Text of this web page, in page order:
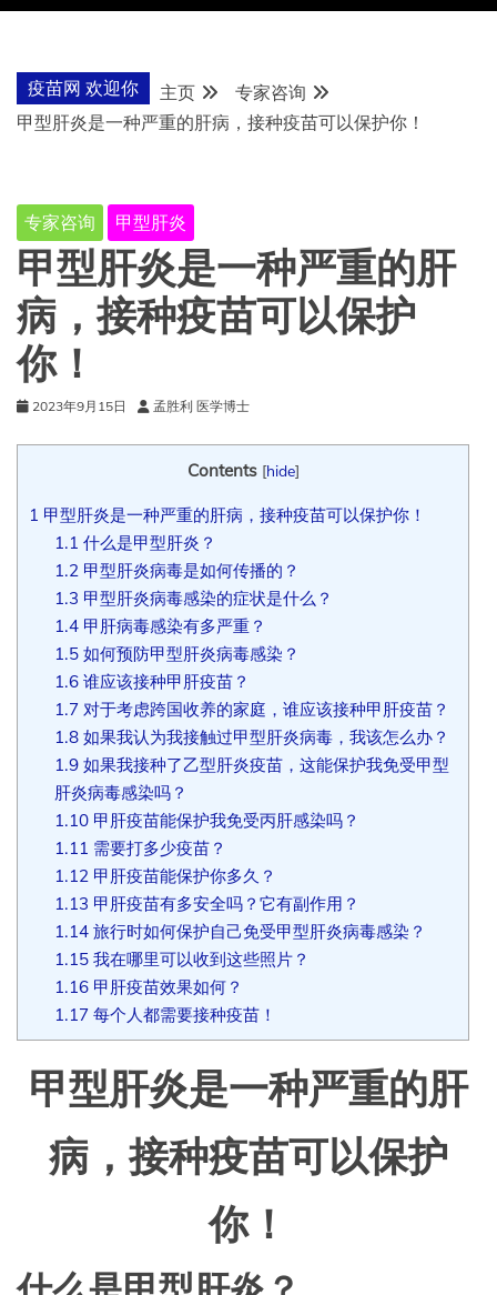
疫苗网 欢迎你 主页
专家咨询
甲型肝炎是一种严重的肝病，接种疫苗可以保护你！
专家咨询 甲型肝炎
甲型肝炎是一种严重的肝
病，接种疫苗可以保护
你！
2023年9月15日 孟胜利 医学博士
Contents [hide]
1 甲型肝炎是一种严重的肝病，接种疫苗可以保护你！
1.1 什么是甲型肝炎？
1.2甲型肝炎病毒是如何传播的？
1.3 甲型肝炎病毒感染的症状是什么？
1.4甲肝病毒感染有多严重？
1.5如何预防甲型肝炎病毒感染？
1.6谁应该接种甲肝疫苗？
1.7对于考虑跨国收养的家庭，谁应该接种甲肝疫苗？
1.8如果我认为我接触过甲型肝炎病毒，我该怎么办？
1.9如果我接种了乙型肝炎疫苗，这能保护我免受甲型
肝炎病毒感染吗？
1.10甲肝疫苗能保护我免受丙肝感染吗？
1.11 需要打多少疫苗？
1.12甲肝疫苗能保护你多久？
1.13 甲肝疫苗有多安全吗？它有副作用？
1.14旅行时如何保护自己免受甲型肝炎病毒感染？
1.15我在哪里可以收到这些照片？
1.16甲肝疫苗效果如何？
1.17每个人都需要接种疫苗！
甲型肝炎是一种严重的肝
病，接种疫苗可以保护
你！